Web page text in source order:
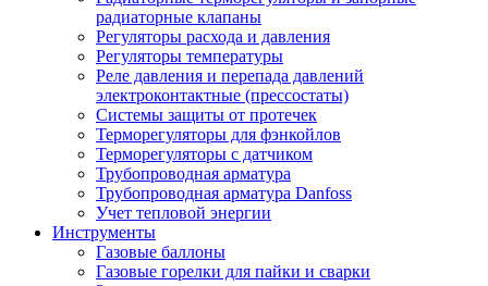
радиаторные клапаны
Регуляторы расхода и давления
Регуляторы температуры
Реле давления и перепада давлений
электроконтактные (прессостаты)
Системы защиты от протечек
Терморегуляторы для фэнкойлов
Терморегуляторы с датчиком
Трубопроводная арматура
Трубопроводная арматура Danfoss
Учет тепловой энергии
Инструменты
Газовые баллоны
Газовые горелки для пайки и сварки